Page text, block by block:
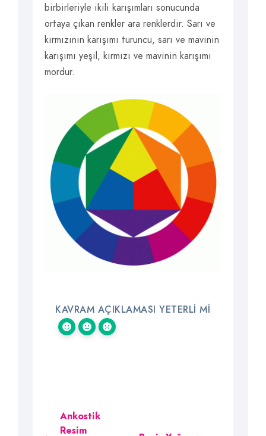
birbirleriyle ikili karışımları sonucunda
ortaya çıkan renkler ara renklerdir. Sarı ve
kırmızının karışımı turuncu, sarı ve mavinin
karışımı yeşil, kırmızı ve mavinin karışımı
mordur.
KAVRAM AÇIKLAMASI YETERLI MI
Ankostik
Resim